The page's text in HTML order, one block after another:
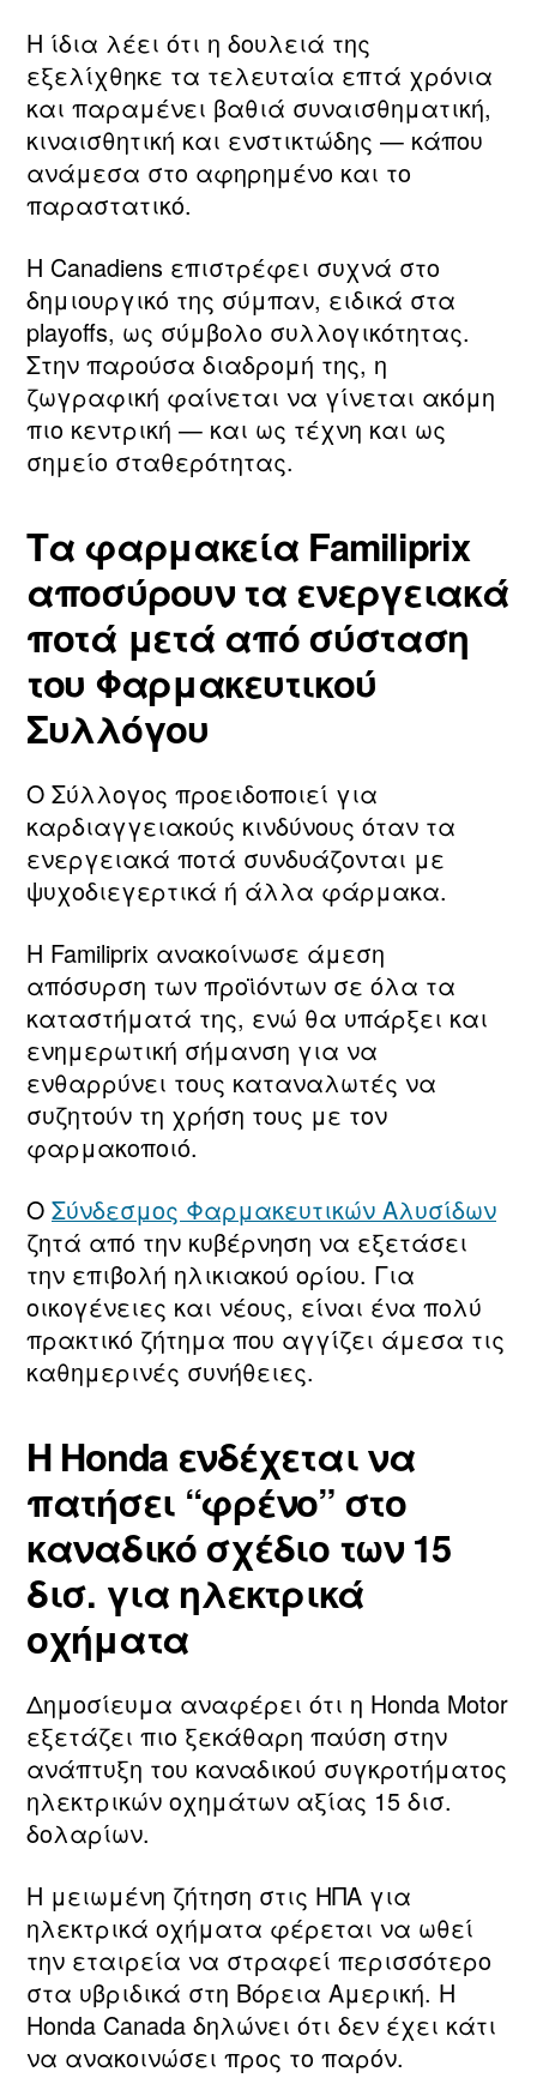
Η ίδια λέει ότι η δουλειά της
εξελίχθηκε τα τελευταία επτά χρόνια
και παραμένει βαθιά συναισθηματική,
κιναισθητική και ενστικτώδης — κάπου
ανάμεσα στο αφηρημένο και το
παραστατικό.
Η Canadiens επιστρέφει συχνά στο
δημιουργικό της σύμπαν, ειδικά στα
playoffs, ως σύμβολο συλλογικότητας.
Στην παρούσα διαδρομή της, η
ζωγραφική φαίνεται να γίνεται ακόμη
πιο κεντρική — και ως τέχνη και ως
σημείο σταθερότητας.
Τα φαρμακεία Familiprix
αποσύρουν τα ενεργειακά
ποτά μετά από σύσταση
του Φαρμακευτικού
Συλλόγου
Ο Σύλλογος προειδοποιεί για
καρδιαγγειακούς κινδύνους όταν τα
ενεργειακά ποτά συνδυάζονται με
ψυχοδιεγερτικά ή άλλα φάρμακα.
Η Familiprix ανακοίνωσε άμεση
απόσυρση των προϊόντων σε όλα τα
καταστήματά της, ενώ θα υπάρξει και
ενημερωτική σήμανση για να
ενθαρρύνει τους καταναλωτές να
συζητούν τη χρήση τους με τον
φαρμακοποιό.
Ο Σύνδεσμος Φαρμακευτικών Αλυσίδων
ζητά από την κυβέρνηση να εξετάσει
την επιβολή ηλικιακού ορίου. Για
οικογένειες και νέους, είναι ένα πολύ
πρακτικό ζήτημα που αγγίζει άμεσα τις
καθημερινές συνήθειες.
Η Honda ενδέχεται να
πατήσει “φρένο” στο
καναδικό σχέδιο των 15
δισ. για ηλεκτρικά
οχήματα
Δημοσίευμα αναφέρει ότι η Honda Motor
εξετάζει πιο ξεκάθαρη παύση στην
ανάπτυξη του καναδικού συγκροτήματος
ηλεκτρικών οχημάτων αξίας 15 δισ.
δολαρίων.
Η μειωμένη ζήτηση στις ΗΠΑ για
ηλεκτρικά οχήματα φέρεται να ωθεί
την εταιρεία να στραφεί περισσότερο
στα υβριδικά στη Βόρεια Αμερική. Η
Honda Canada δηλώνει ότι δεν έχει κάτι
να ανακοινώσει προς το παρόν.